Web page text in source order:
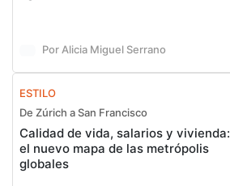
Por Alicia Miguel Serrano
ESTILO
De Zúrich a San Francisco
Calidad de vida, salarios y vivienda:
el nuevo mapa de las metrópolis
globales